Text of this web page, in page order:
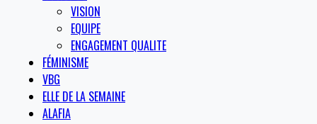
VISION
EQUIPE
ENGAGEMENT QUALITE
FÉMINISME
VBG
ELLE DE LA SEMAINE
ALAFIA